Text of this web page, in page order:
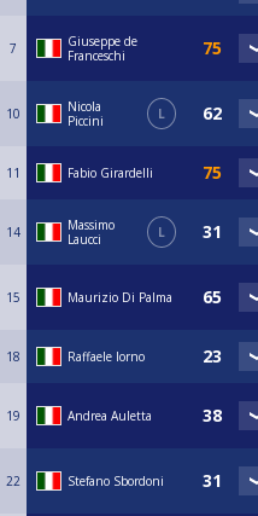
7
Giuseppe de
Franceschi
10
Nicola
Piccini
L
11 Fabio Girardelli
14
Massimo
Laucci
L
15 Maurizio Di Palma
18 Raffaele Iorno
19 Andrea Auletta
22 Stefano Sbordoni